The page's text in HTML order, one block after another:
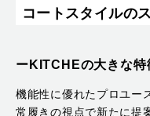
コートスタイルの
ーKITCHEの大きな特
機能性に優れたプロユー
常履きの視点で新たに提